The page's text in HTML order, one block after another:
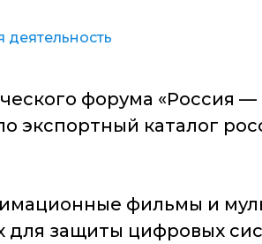
форума «Россия
экспортный каталог
фильмы и
защиты цифровых